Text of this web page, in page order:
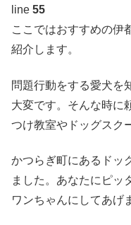
line 55
ここではおすすめの伊
紹介します。
問題行動をする愛犬を
大変です。そんな時に
つけ教室やドッグスク
かつらぎ町にあるドッ
ました。あなたにピッ
ワンちゃんにしてあげ